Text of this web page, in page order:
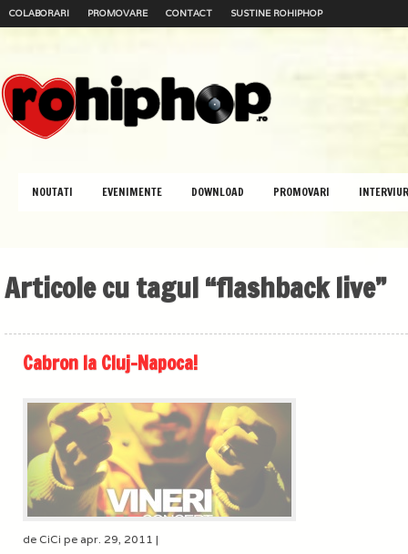
COLABORARI PROMOVARE CONTACT SUSTINE ROHIPHOP
NOUTATI EVENIMENTE DOWNLOAD PROMOVARI
Articole cu tagul “flashback live”
Cabron la Cluj-Napoca!
de CiCi pe apr. 29, 2011 |